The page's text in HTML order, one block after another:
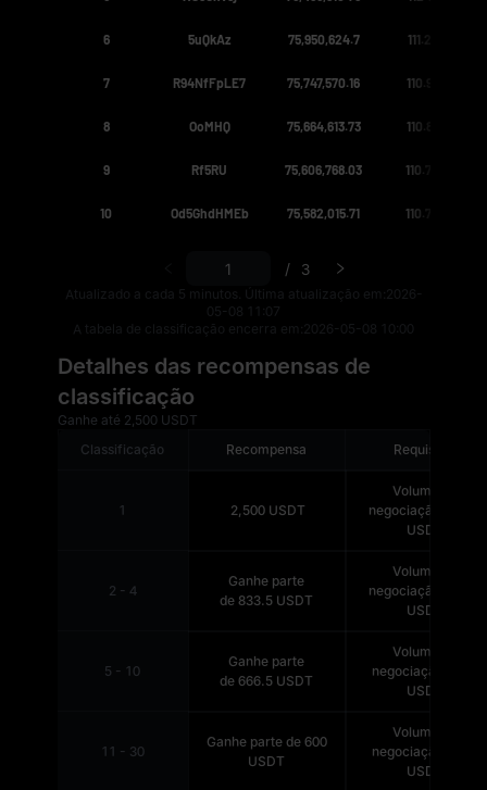
6 5uQkAz 75,950,624.7 111.24597488
7 R94NfFpLE7 75,747,570.16 110.94855592
8 OoMHQ 75,664,613.73 110.82704631
9 Rf5RU 75,606,768.03 110.74232083
10 Od5GhdHMEb 75,582,015.71 110.70606323
/ 3
Atualizado a cada 5 minutos. Última atualização em:2026-
05-08 11:07
A tabela de classificação encerra em:2026-05-08 10:00
Detalhes das recompensas de
classificação
Ganhe até 2,500 USDT
Classificação
Recompensa Requisitos
1 2,500 USDT
Volume de
negociação ≥
USDT
2 - 4
Ganhe parte
de 833.5 USDT
Volume de
negociação ≥
USDT
5 - 10
Ganhe parte
de 666.5 USDT
Volume de
negociação ≥
USDT
11 - 30
Ganhe parte de 600
USDT
Volume de
negociação ≥
USDT